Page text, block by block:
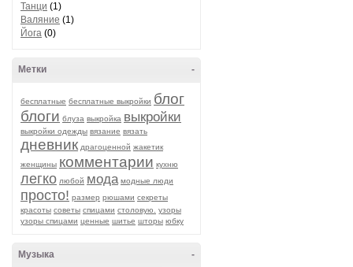
Танци (1)
Валяние (1)
Йога (0)
-
Метки
бесплатные бесплатные выкройки блог
блоги блуза выкройка выкройки
выкройки одежды вязание вязать
дневник драгоценной жакетик
женщины комментарии кухню
легко любой мода модные люди
просто! размер рюшами секреты
красоты советы спицами столовую.
узоры
узоры спицами ценные шитье шторы юбку
-
Музыка